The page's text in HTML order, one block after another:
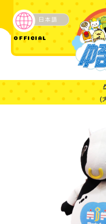
OFFICIAL
日本語
(